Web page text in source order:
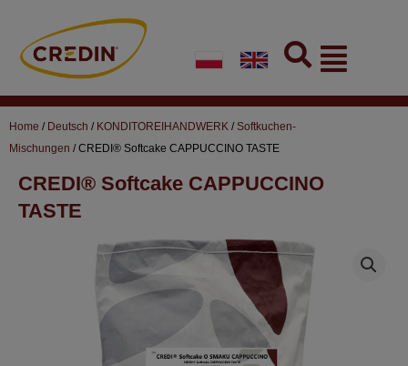
content
Flyout
Menu
Home / Deutsch / KONDITOREIHANDWERK / Softkuchen-
Mischungen / CREDI® Softcake CAPPUCCINO TASTE
CREDI® Softcake CAPPUCCINO
TASTE